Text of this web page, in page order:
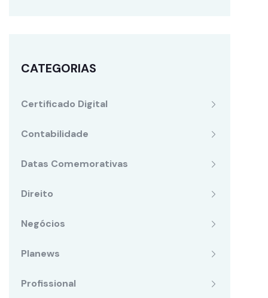
CATEGORIAS
Certificado Digital
Contabilidade
Datas Comemorativas
Direito
Negócios
Planews
Profissional